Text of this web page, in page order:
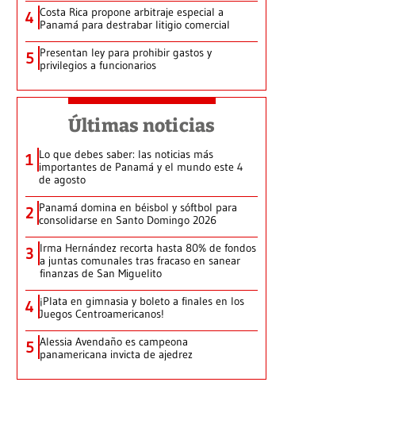
4 Costa Rica propone arbitraje especial a
Panamá para destrabar litigio comercial
5 Presentan ley para prohibir gastos y
privilegios a funcionarios
Últimas noticias
1 Lo que debes saber: las noticias más
importantes de Panamá y el mundo este 4
de agosto
2 Panamá domina en béisbol y sóftbol para
consolidarse en Santo Domingo 2026
3 Irma Hernández recorta hasta 80% de fondos
a juntas comunales tras fracaso en sanear
finanzas de San Miguelito
4 ¡Plata en gimnasia y boleto a finales en los
Juegos Centroamericanos!
5 Alessia Avendaño es campeona
panamericana invicta de ajedrez